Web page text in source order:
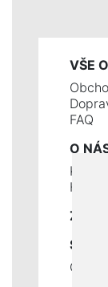
VŠE
FAQ
O